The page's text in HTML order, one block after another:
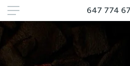
647 774